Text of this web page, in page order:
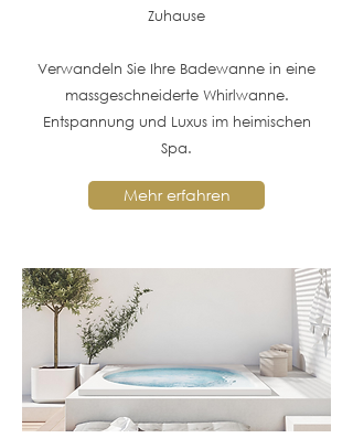
Zuhause
Verwandeln Sie Ihre Badewanne in eine
massgeschneiderte Whirlwanne.
Entspannung und Luxus im heimischen
Spa.
Mehr erfahren